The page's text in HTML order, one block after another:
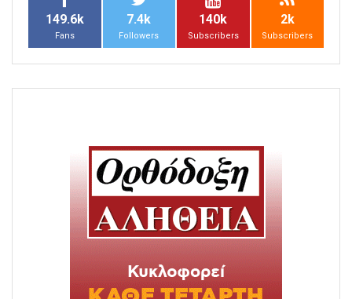
149.6k
Fans
7.4k
Followers
140k
Subscribers
2k
Subscribers